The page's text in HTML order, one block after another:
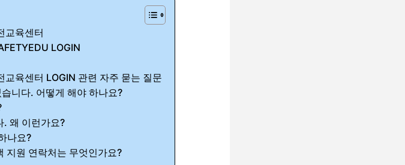
교육센터
LOGIN
육센터 LOGIN 관련 자주 묻는 질문
니다. 어떻게 해야 하나요?
. 왜 이런가요?
나요?
지원 연락처는 무엇인가요?